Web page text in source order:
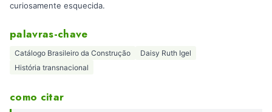
curiosamente esquecida.
palavras-chave
Catálogo Brasileiro da Construção
Daisy Ruth Igel
História transnacional
como citar